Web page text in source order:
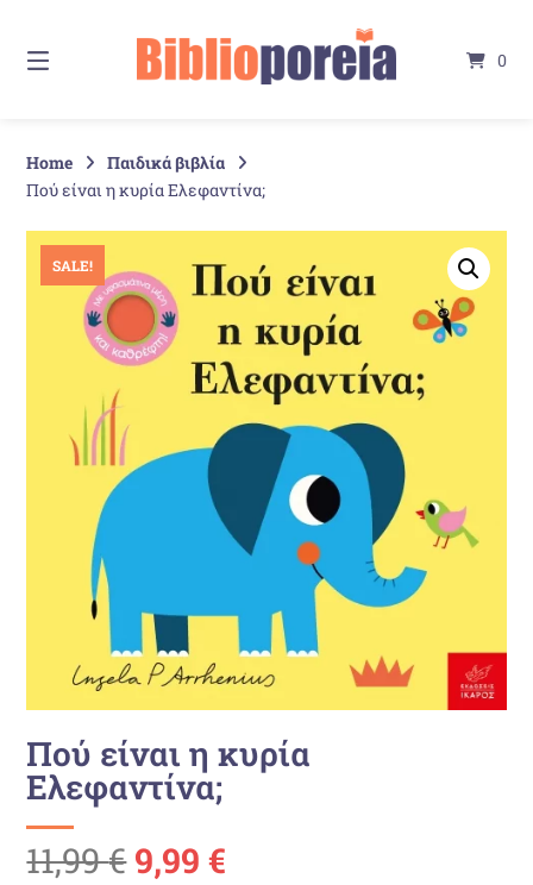
Inhalt
0
Home
Παιδικά βιβλία
Πού είναι η κυρία Ελεφαντίνα;
SALE!
Πού είναι η κυρία
Ελεφαντίνα;
11,99€ Ursprünglicher
9,99€